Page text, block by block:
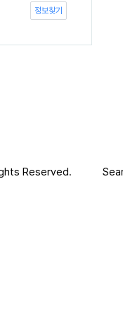
정보찾기
Reserved.